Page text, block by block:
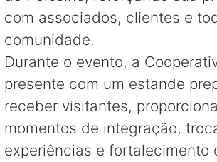
com associados, clientes e
comunidade.
Durante o evento, a
presente com um estande
receber visitantes,
momentos de integração,
experiências e fortalecimento